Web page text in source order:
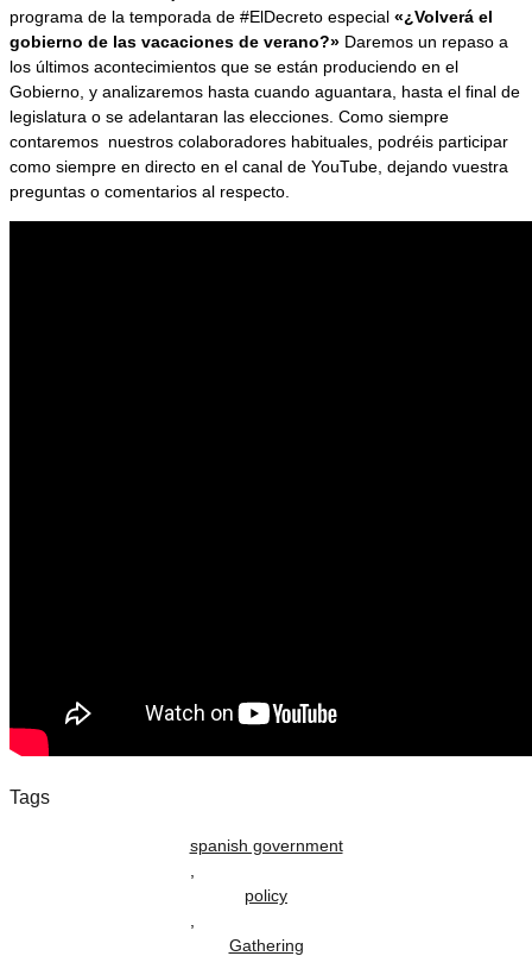
programa de la temporada de #ElDecreto especial «¿Volverá el
gobierno de las vacaciones de verano?» Daremos un repaso a
los últimos acontecimientos que se están produciendo en el
Gobierno, y analizaremos hasta cuando aguantara, hasta el final de
legislatura o se adelantaran las elecciones. Como siempre
contaremos nuestros colaboradores habituales, podréis participar
como siempre en directo en el canal de YouTube, dejando vuestra
preguntas o comentarios al respecto.
Tags
spanish government
policy
Gathering